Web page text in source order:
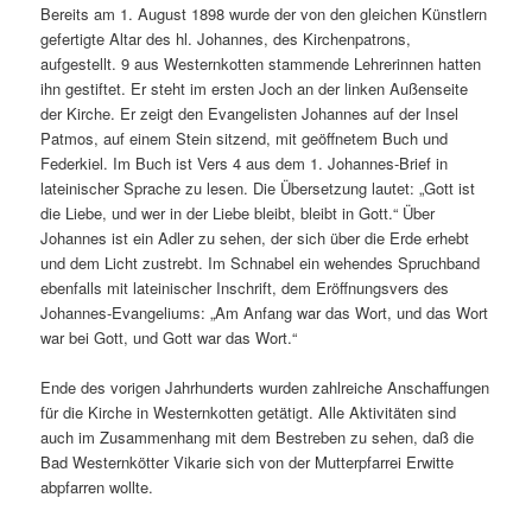
Bereits am 1. August 1898 wurde der von den gleichen Künstlern
gefertigte Altar des hl. Johannes, des Kirchenpatrons,
aufgestellt. 9 aus Westernkotten stammende Lehrerinnen hatten
ihn gestiftet. Er steht im ersten Joch an der linken Außenseite
der Kirche. Er zeigt den Evangelisten Johannes auf der Insel
Patmos, auf einem Stein sitzend, mit geöffnetem Buch und
Federkiel. Im Buch ist Vers 4 aus dem 1. Johannes-Brief in
lateinischer Sprache zu lesen. Die Übersetzung lautet: „Gott ist
die Liebe, und wer in der Liebe bleibt, bleibt in Gott.“ Über
Johannes ist ein Adler zu sehen, der sich über die Erde erhebt
und dem Licht zustrebt. Im Schnabel ein wehendes Spruchband
ebenfalls mit lateinischer Inschrift, dem Eröffnungsvers des
Johannes-Evangeliums: „Am Anfang war das Wort, und das Wort
war bei Gott, und Gott war das Wort.“
Ende des vorigen Jahrhunderts wurden zahlreiche Anschaffungen
für die Kirche in Westernkotten getätigt. Alle Aktivitäten sind
auch im Zusammenhang mit dem Bestreben zu sehen, daß die
Bad Westernkötter Vikarie sich von der Mutterpfarrei Erwitte
abpfarren wollte.